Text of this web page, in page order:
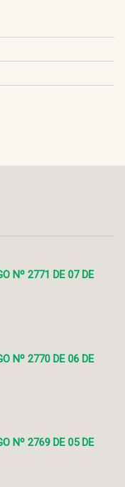
Nº 2771 DE 07 DE
Nº 2770 DE 06 DE
Nº 2769 DE 05 DE